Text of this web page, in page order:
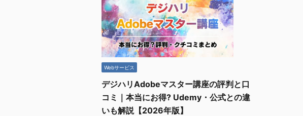
Webサービス
デジハリAdobeマスター講座の評判と口
コミ｜本当にお得? Udemy・公式との違
いも解説【2026年版】